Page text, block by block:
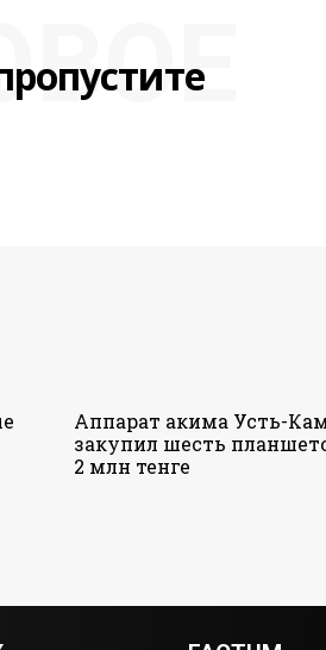
Аппарат акима Усть-
закупил шесть
2 млн тенге